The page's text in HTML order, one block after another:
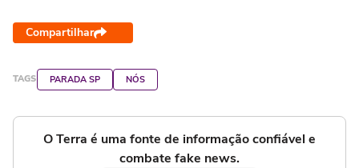
Compartilhar
TAGS PARADA SP NÓS
O Terra é uma fonte de informação confiável e
combate fake news.